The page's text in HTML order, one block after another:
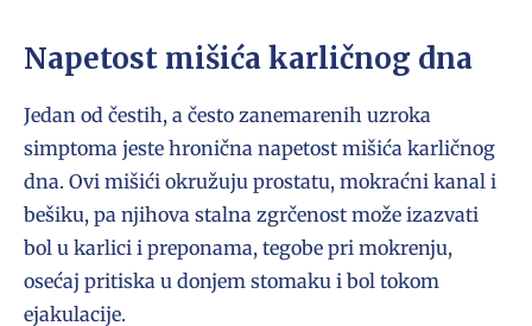
Napetost mišića karličnog dna
Jedan od čestih, a često zanemarenih uzroka
simptoma jeste hronična napetost mišića karličnog
dna. Ovi mišići okružuju prostatu, mokraćni kanal i
bešiku, pa njihova stalna zgrčenost može izazvati
bol u karlici i preponama, tegobe pri mokrenju,
osećaj pritiska u donjem stomaku i bol tokom
ejakulacije.